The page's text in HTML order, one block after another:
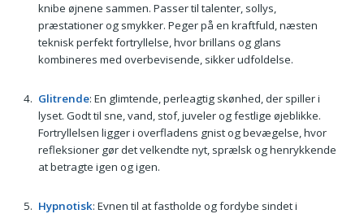
knibe øjnene sammen. Passer til talenter, sollys,
præstationer og smykker. Peger på en kraftfuld, næsten
teknisk perfekt fortryllelse, hvor brillans og glans
kombineres med overbevisende, sikker udfoldelse.
Glitrende: En glimtende, perleagtig skønhed, der spiller i
lyset. Godt til sne, vand, stof, juveler og festlige øjeblikke.
Fortryllelsen ligger i overfladens gnist og bevægelse, hvor
refleksioner gør det velkendte nyt, sprælsk og henrykkende
at betragte igen og igen.
Hypnotisk: Evnen til at fastholde og fordybe sindet i